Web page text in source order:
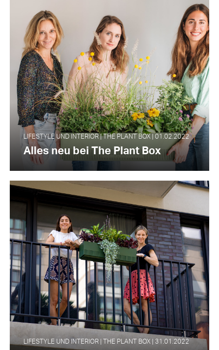
LIFESTYLE UND INTERIOR | THE PLANT BOX | 01.02.2022
Alles neu bei The Plant Box
LIFESTYLE UND INTERIOR | THE PLANT BOX | 31.01.2022